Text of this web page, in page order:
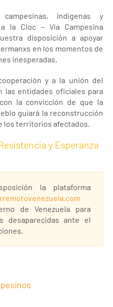
indígenas y
la Cloc – Vía Campesina
disposición a apoyar
en los momentos de
inesperadas.
y a la unión del
las entidades oficiales para
la convicción de que la
guiará la reconstrucción
los territorios afectados.
y Esperanza
la plataforma
de Venezuela para
desaparecidas ante el